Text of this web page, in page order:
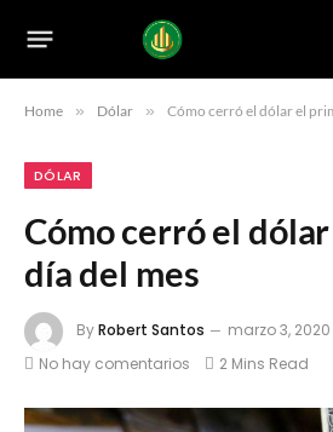
Home » Dólar » Cómo cerró el dólar el
DÓLAR
Cómo cerró el
día del mes
ByRobert Santos
marzo 3, 2020
No hay comentarios
2 Mins Read